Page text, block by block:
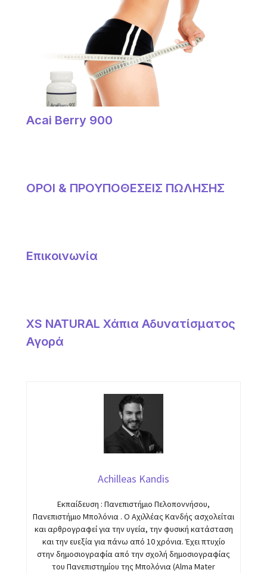
Acai Berry 900
ΟΡΟΙ & ΠΡΟΥΠΟΘΕΣΕΙΣ ΠΩΛΗΣΗΣ
Επικοινωνία
XS NATURAL Χάπια Αδυνατίσματος
Αγορά
Achilleas Kandis
Εκπαίδευση : Πανεπιστήμιο Πελοποννήσου,
Πανεπιστήμιο Μπολόνια . Ο Αχιλλέας Κανδής ασχολείται
και αρθρογραφεί για την υγεία, την φυσική κατάσταση
και την ευεξία για πάνω από 10 χρόνια. Έχει πτυχίo
στην δημοσιογραφία από την σχολή δημοσιογραφίας
του Πανεπιστημίου της Μπολόνια (Alma Mater